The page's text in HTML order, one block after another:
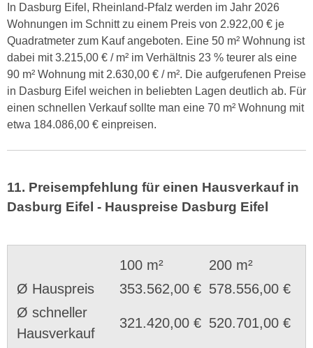
In Dasburg Eifel, Rheinland-Pfalz werden im Jahr 2026
Wohnungen im Schnitt zu einem Preis von 2.922,00 € je
Quadratmeter zum Kauf angeboten. Eine 50 m² Wohnung ist
dabei mit 3.215,00 € / m² im Verhältnis 23 % teurer als eine
90 m² Wohnung mit 2.630,00 € / m². Die aufgerufenen Preise
in Dasburg Eifel weichen in beliebten Lagen deutlich ab. Für
einen schnellen Verkauf sollte man eine 70 m² Wohnung mit
etwa 184.086,00 € einpreisen.
11. Preisempfehlung für einen Hausverkauf in
Dasburg Eifel - Hauspreise Dasburg Eifel
100 m²
200 m²
Ø Hauspreis
353.562,00 € 578.556,00 €
Ø schneller
Hausverkauf
321.420,00 € 520.701,00 €